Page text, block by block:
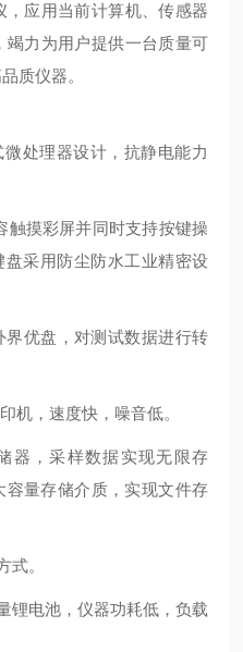
应用当前计算机、传感器
竭力为用户提供一台质量可
质仪器。
微处理器设计，抗静电能力
触摸彩屏并同时支持按键操
采用防尘防水工业精密设
界优盘，对测试数据进行转
机，速度快，噪音低。
器，采样数据实现无限存
容量存储介质，实现文件存
式。
锂电池，仪器功耗低，负载